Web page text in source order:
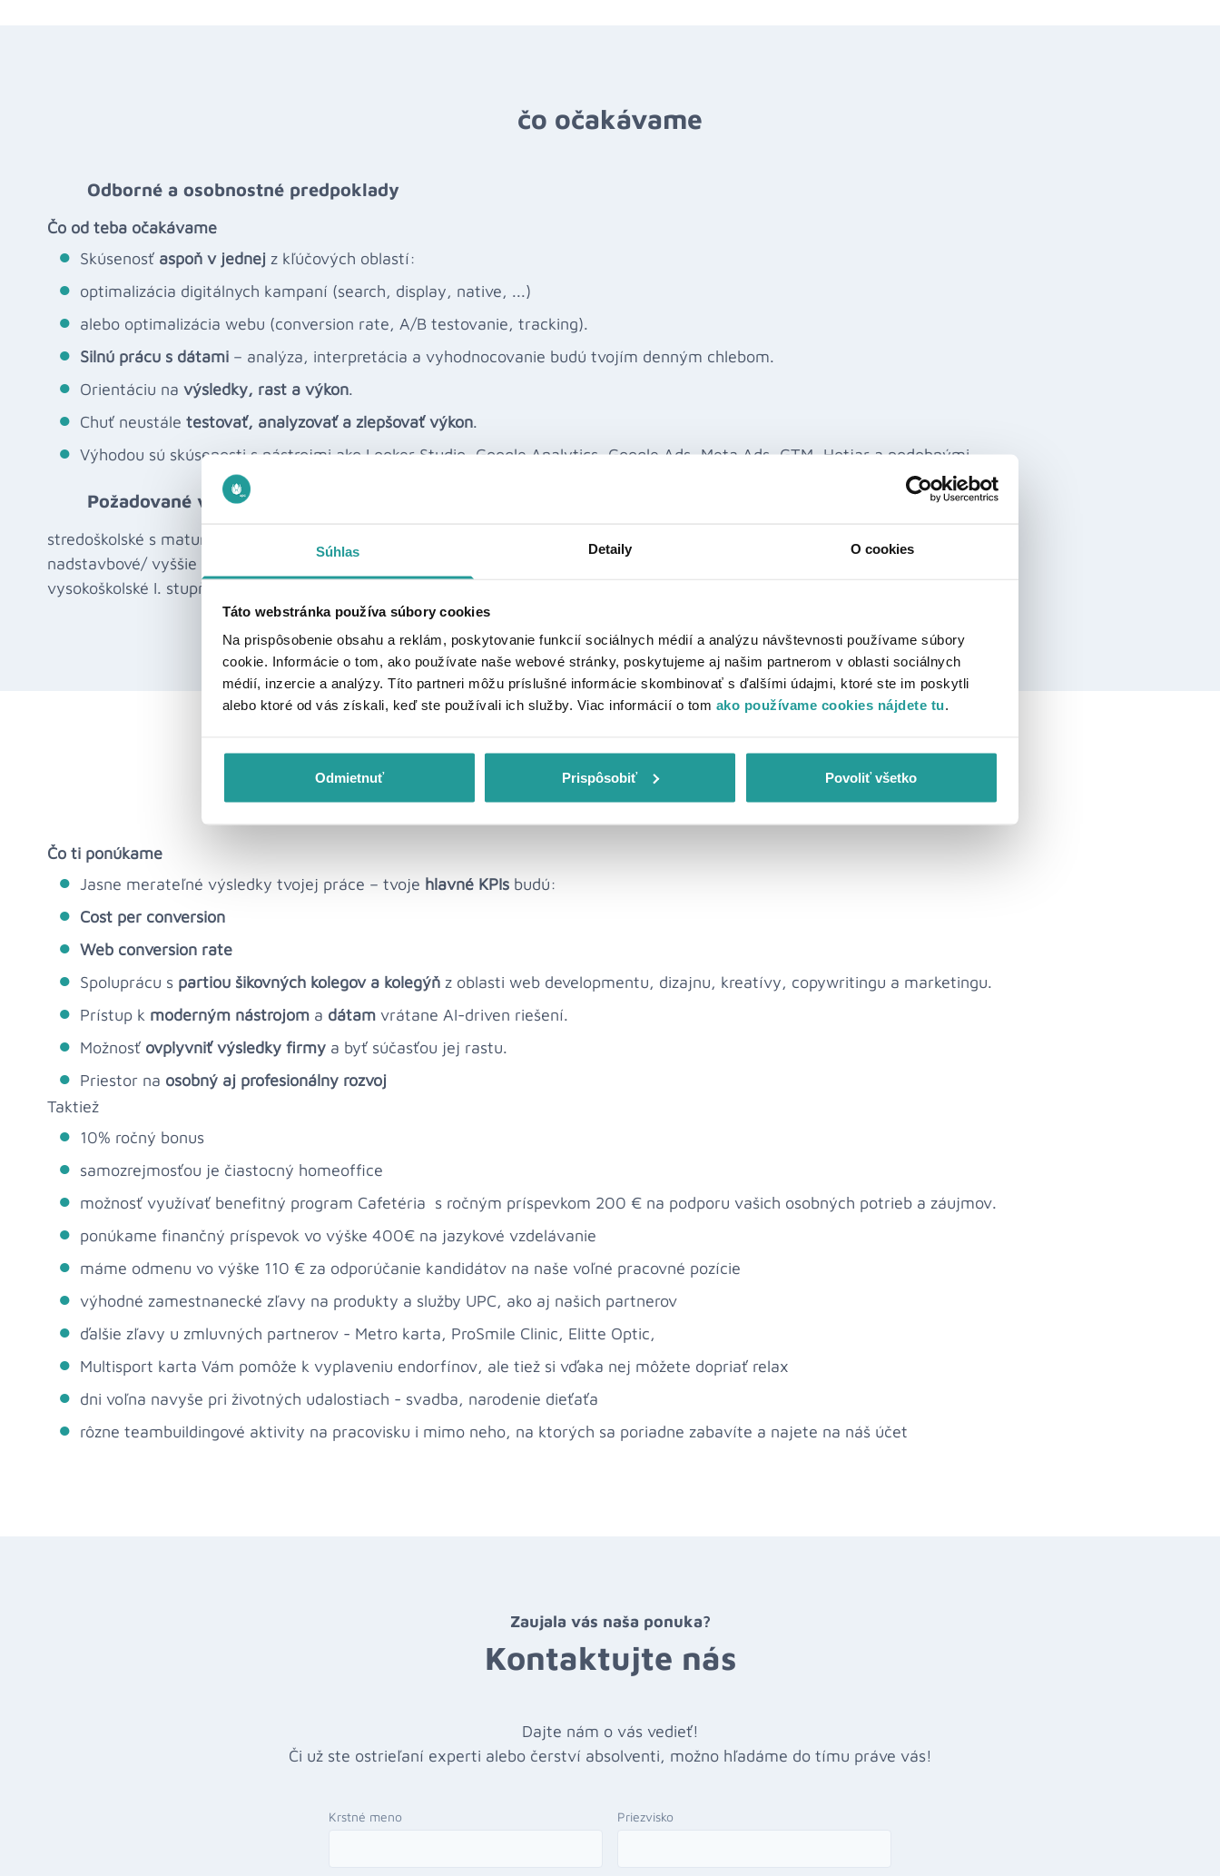
Súhlas Detaily O cookies
Táto webstránka používa súbory cookies
Na prispôsobenie obsahu a reklám, poskytovanie funkcií sociálnych médií a analýzu návštevnosti používame súbory
cookie. Informácie o tom, ako používate naše webové stránky, poskytujeme aj našim partnerom v oblasti sociálnych
médií, inzercie a analýzy. Títo partneri môžu príslušné informácie skombinovať s ďalšími údajmi, ktoré ste im poskytli
alebo ktoré od vás získali, keď ste používali ich služby. Viac informácií o tom ako používame cookies nájdete tu.
Odmietnuť Prispôsobiť Povoliť všetko
čo očakávame
Odborné a osobnostné predpoklady
Čo od teba očakávame
Skúsenosť aspoň v jednej z kľúčových oblastí:
optimalizácia digitálnych kampaní (search, display, native, ...)
alebo optimalizácia webu (conversion rate, A/B testovanie, tracking).
Silnú prácu s dátami – analýza, interpretácia a vyhodnocovanie budú tvojím denným chlebom.
Orientáciu na výsledky, rast a výkon.
Chuť neustále testovať, analyzovať a zlepšovať výkon.
Výhodou sú skúsenosti s nástrojmi ako Looker Studio, Google Analytics, Google Ads, Meta Ads, GTM, Hotjar a podobnými.
Požadované vzdelanie
stredoškolské s maturitou
nadstavbové/ vyššie odborné vzdelanie
vysokoškolské I. stupňa
čo ponúkame
Čo ti ponúkame
Jasne merateľné výsledky tvojej práce – tvoje hlavné KPIs budú:
Cost per conversion
Web conversion rate
Spoluprácu s partiou šikovných kolegov a kolegýň z oblasti web developmentu, dizajnu, kreatívy, copywritingu a marketingu.
Prístup k moderným nástrojom a dátam vrátane AI-driven riešení.
Možnosť ovplyvniť výsledky firmy a byť súčasťou jej rastu.
Priestor na osobný aj profesionálny rozvoj
Taktiež
10% ročný bonus
samozrejmosťou je čiastocný homeoffice
možnosť využívať benefitný program Cafetéria s ročným príspevkom 200 € na podporu vašich osobných potrieb a záujmov.
ponúkame finančný príspevok vo výške 400€ na jazykové vzdelávanie
máme odmenu vo výške 110 € za odporúčanie kandidátov na naše voľné pracovné pozície
výhodné zamestnanecké zľavy na produkty a služby UPC, ako aj našich partnerov
ďalšie zľavy u zmluvných partnerov - Metro karta, ProSmile Clinic, Elitte Optic​,
Multisport karta Vám pomôže k vyplaveniu endorfínov, ale tiež si vďaka nej môžete dopriať relax
dni voľna navyše pri životných udalostiach - svadba, narodenie dieťaťa
rôzne teambuildingové aktivity na pracovisku i mimo neho, na ktorých sa poriadne zabavíte a najete na náš účet
Zaujala vás naša ponuka?
Kontaktujte nás
Dajte nám o vás vedieť!
Či už ste ostrieľaní experti alebo čerství absolventi, možno hľadáme do tímu práve vás!
Krstné meno Priezvisko